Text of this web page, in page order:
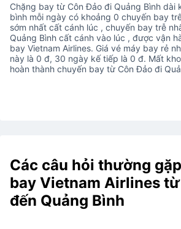
Chặng bay từ Côn Đảo đi Quảng Bình dài
bình mỗi ngày có khoảng 0 chuyến bay
sớm nhất cất cánh lúc , chuyến bay trễ
Quảng Bình cất cánh vào lúc , được vận
bay Vietnam Airlines. Giá vé máy bay rẻ
này là 0 đ, 30 ngày kế tiếp là 0 đ. Mất
hoàn thành chuyến bay từ Côn Đảo đi
Các câu hỏi thường
bay Vietnam Airlines
đến Quảng Bình